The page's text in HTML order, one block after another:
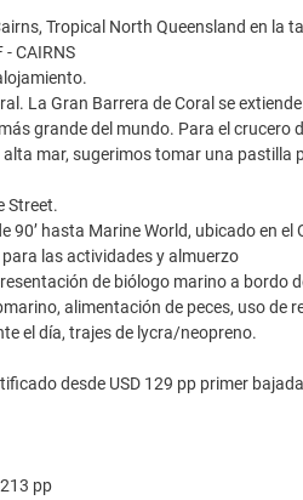
Tropical North Queensland en
- CAIRNS
La Gran Barrera de Coral se
grande del mundo. Para el
mar, sugerimos tomar una pastilla
Street.
90’ hasta Marine World, ubicado en
las actividades y almuerzo
de biólogo marino a bordo
alimentación de peces, uso de
el día, trajes de lycra/neopreno.
desde USD 129 pp primer
pp